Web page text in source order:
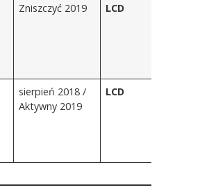
Zniszczyć 2019 LCD
sierpień 2018 /
Aktywny 2019
LCD